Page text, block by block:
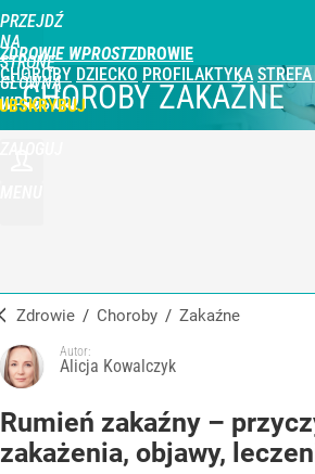
PRZEJDŹ
NA
STRONĘ
GŁÓWNĄ
WPROST.PL
ZDROWIE WPROST
CHOROBY DZIECKO PROFILAKTYKA
CHOROBY ZAKAŹNE
Zdrowie / Choroby / zakaźne
Autor:
Alicja Kowalczyk
Rumień zakaźny –
zakażenia, objawy,